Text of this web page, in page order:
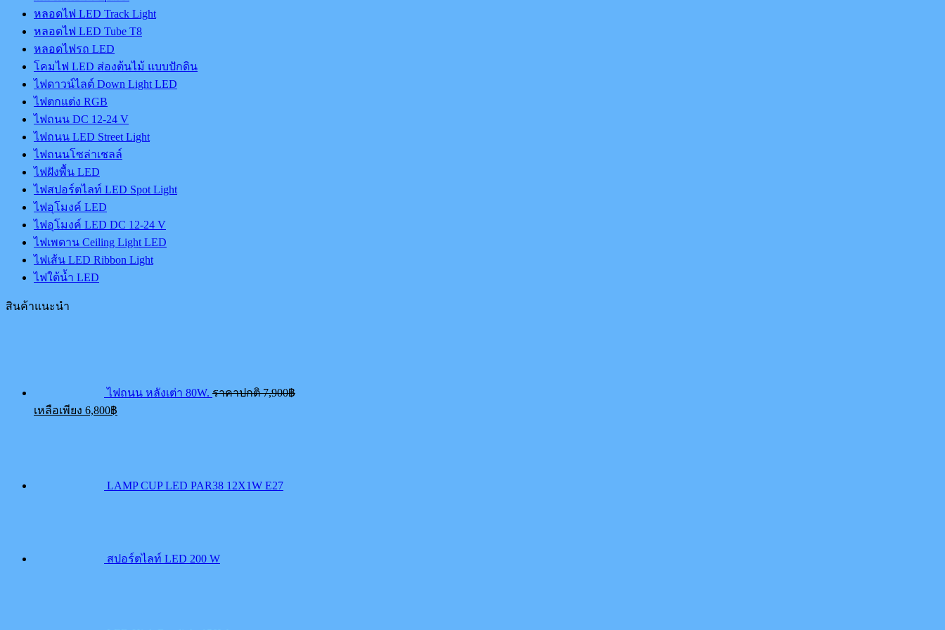
หลอดไฟ LED Track Light
หลอดไฟ LED Tube T8
หลอดไฟรถ LED
โคมไฟ LED ส่องต้นไม้ แบบปักดิน
ไฟดาวน์ไลต์ Down Light LED
ไฟตกแต่ง RGB
ไฟถนน DC 12-24 V
ไฟถนน LED Street Light
ไฟถนนโซล่าเชลล์
ไฟฝังพื้น LED
ไฟสปอร์ตไลท์ LED Spot Light
ไฟอุโมงค์ LED
ไฟอุโมงค์ LED DC 12-24 V
ไฟเพดาน Ceiling Light LED
ไฟเส้น LED Ribbon Light
ไฟใต้น้ำ LED
สินค้าแนะนำ
ไฟถนน หลังเต่า 80W. ราคาปกติ7,900฿
เหลือเพียง 6,800฿
price
LAMP CUP LED PAR38 12X1W E27
สปอร์ตไลท์ LED 200 W